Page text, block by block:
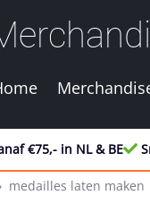
€75,- in NL & BE
medailles laten maken